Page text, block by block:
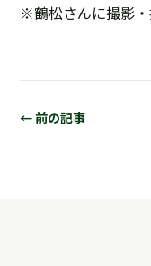
※鶴松さんに撮影・
← 前の記事